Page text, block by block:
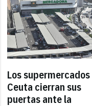
Los
Ceuta cierran sus
puertas ante la